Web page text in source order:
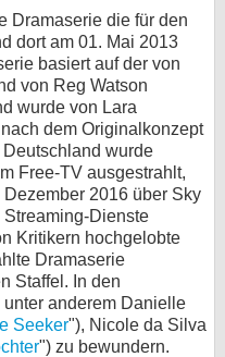
Dramaserie die für den
dort am 01. Mai 2013
basiert auf der von
von Reg Watson
wurde von Lara
dem Originalkonzept
wurde
Free-TV ausgestrahlt,
2016 über Sky
Dienste
Kritikern hochgelobte
Dramaserie
Staffel. In den
anderem Danielle
Seeker"), Nicole da Silva
") zu bewundern.